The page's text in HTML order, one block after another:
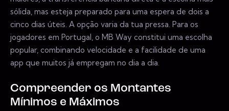
sólida, mas esteja preparado para uma espera de dois a
cinco dias úteis. A opção varia da tua pressa. Para os
jogadores em Portugal, o MB Way constitui uma escolha
popular, combinando velocidade e a facilidade de uma
app que muitos já empregam no dia a dia.
Compreender os Montantes
Mínimos e Máximos